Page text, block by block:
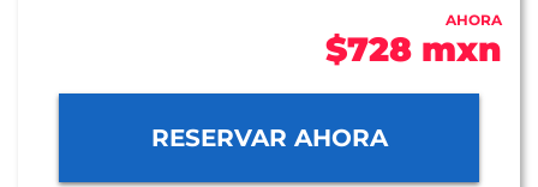
AHORA
$728 mxn
RESERVAR AHORA